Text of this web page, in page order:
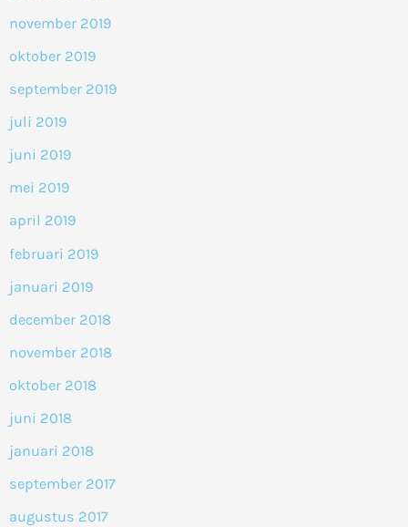
november 2019
oktober 2019
september 2019
juli 2019
juni 2019
mei 2019
april 2019
februari 2019
januari 2019
december 2018
november 2018
oktober 2018
juni 2018
januari 2018
september 2017
augustus 2017